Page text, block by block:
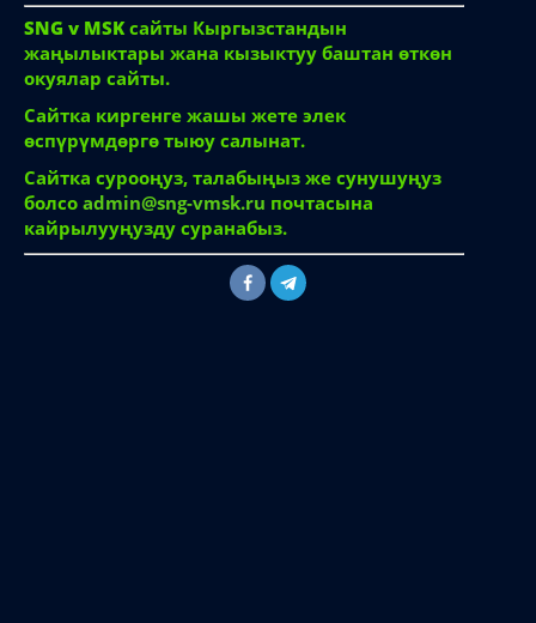
SNG v MSK сайты Кыргызстандын
жаңылыктары жана кызыктуу баштан өткөн
окуялар сайты.
Сайтка киргенге жашы жете элек
өспүрүмдөргө тыюу салынат.
Сайтка сурооңуз, талабыңыз же сунушуңуз
болсо admin@sng-vmsk.ru почтасына
кайрылууңузду суранабыз.